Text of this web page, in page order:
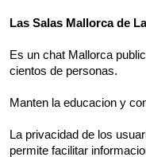
Las Salas Mallorca de
Es un chat Mallorca
cientos de personas.
Manten la educacion y
La privacidad de los
permite facilitar